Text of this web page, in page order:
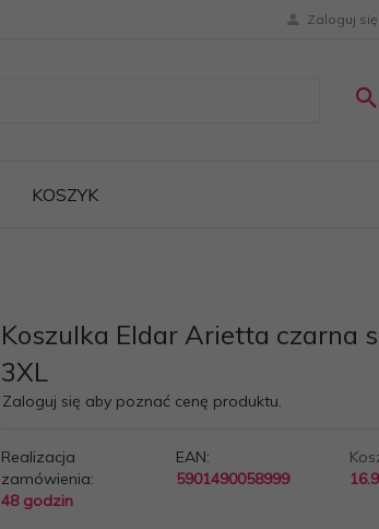
Zaloguj się
KOSZYK
Koszulka Eldar Arietta czarna
3XL
Zaloguj się aby poznać cenę produktu.
Realizacja
zamówienia:
48 godzin
EAN:
5901490058999